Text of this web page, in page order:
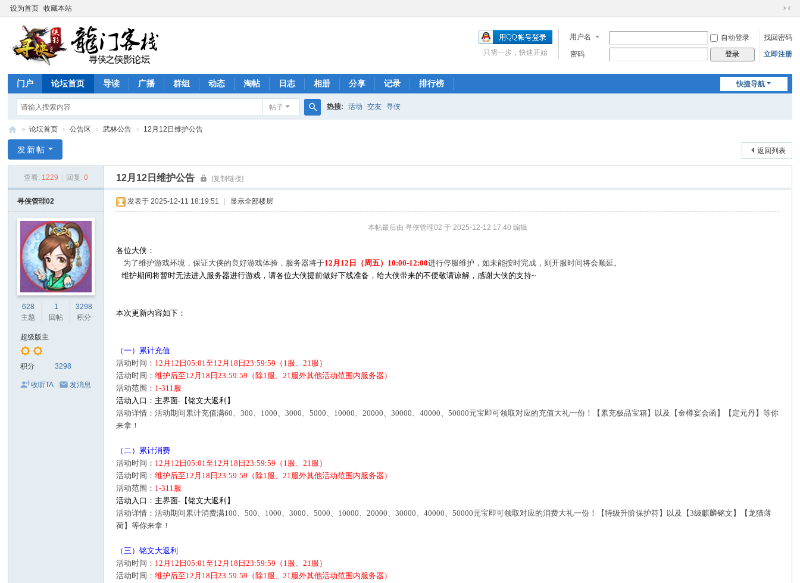
设为首页 收藏本站
切
到
窄
用户名 自动登录
找回密码
密码
登录 立即注册
只需一步，快速开始
快捷导航
门户 论坛首页 导读 广播 群组 动态 淘帖 日志 相册 分享 记录 排行榜
帖子 热搜: 活动 交友 寻侠
侠
» 论坛首页 › 公告区 › 武林公告 › 12月12日维护公告
返回列表
发新帖
查看: 1229 回复: 0 12月12日维护公告 [复制链接]
寻侠管理02
628
主题
1
回帖
3298
积分
超级版主
积分 3298
收听TA 发消息
发表于 2025-12-11 18:19:51 显示全部楼层
本帖最后由 寻侠管理02 于 2025-12-12 17:40 编辑
各位大侠：
为了维护游戏环境，保证大侠的良好游戏体验，服务器将于12月12日（周五）10:00-12:00进行停服维护，如未能按时完成，则开服时间将会顺延。
维护期间将暂时无法进入服务器进行游戏，请各位大侠提前做好下线准备，给大侠带来的不便敬请谅解，感谢大侠的支持~
本次更新内容如下：
（一）累计充值
活动时间： 12月12日05:01至12月18日23:59:59（1服、21服）
活动时间：维护后至12月18日23:59:59（除1服、21服外其他活动范围内服务器）
活动范围： 1-311服
活动入口：主界面-【铭文大返利】
活动详情：活动期间累计充值满60、300、1000、3000、5000、10000、20000、30000、40000、50000元宝即可领取对应的充值大礼一份！【累充极品宝箱】以及【金樽宴会函】【定元丹】等你
来拿！
（二）累计消费
活动时间： 12月12日05:01至12月18日23:59:59（1服、21服）
活动时间：维护后至12月18日23:59:59（除1服、21服外其他活动范围内服务器）
活动范围： 1-311服
活动入口：主界面-【铭文大返利】
活动详情：活动期间累计消费满100、500、1000、3000、5000、10000、20000、30000、40000、50000元宝即可领取对应的消费大礼一份！【特级升阶保护符】以及【3级麒麟铭文】【龙猫薄
荷】等你来拿！
（三）铭文大返利
活动时间： 12月12日05:01至12月18日23:59:59（1服、21服）
活动时间：维护后至12月18日23:59:59（除1服、21服外其他活动范围内服务器）